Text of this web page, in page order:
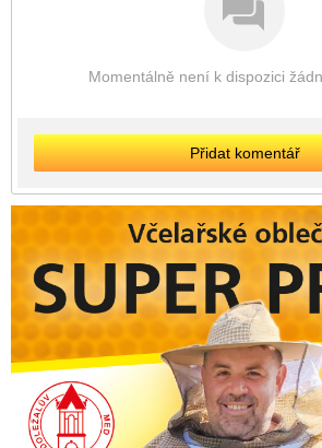
Momentálně není k dispozici
Přidat komentář